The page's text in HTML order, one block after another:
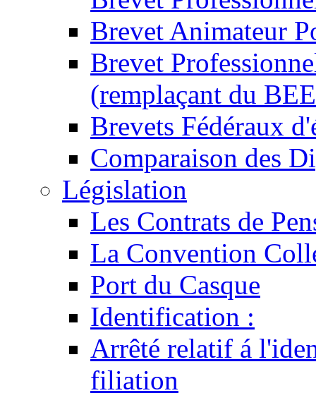
Brevet Animateur
Brevet
(remplaçant du
Brevets Fédéraux
Comparaison des
Législation
Les Contrats de
La Convention
Port du Casque
Identification :
Arrêté relatif á
filiation